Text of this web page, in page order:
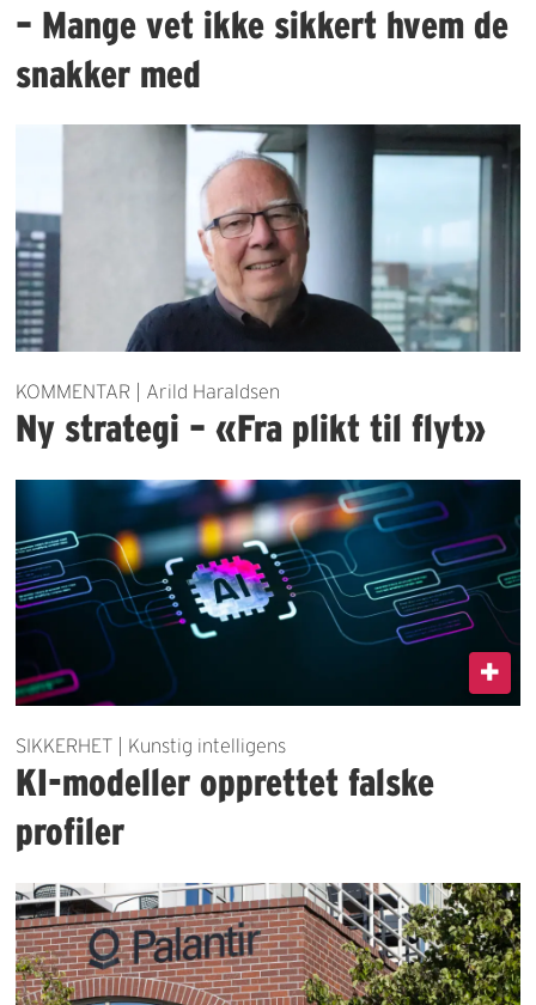
– Mange vet ikke sikkert hvem de
snakker med
KOMMENTAR | Arild Haraldsen
Ny strategi – «Fra plikt til flyt»
SIKKERHET | Kunstig intelligens
KI-modeller opprettet falske
profiler